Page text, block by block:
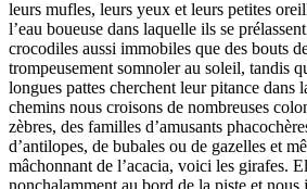
leurs mufles, leurs yeux et leurs petites
l’eau boueuse dans laquelle ils se
crocodiles aussi immobiles que des bouts
trompeusement somnoler au soleil, tandis
longues pattes cherchent leur pitance dans
chemins nous croisons de nombreuses
zèbres, des familles d’amusants
d’antilopes, de bubales ou de gazelles et
mâchonnant de l’acacia, voici les girafes.
nonchalamment au bord de la piste et nous